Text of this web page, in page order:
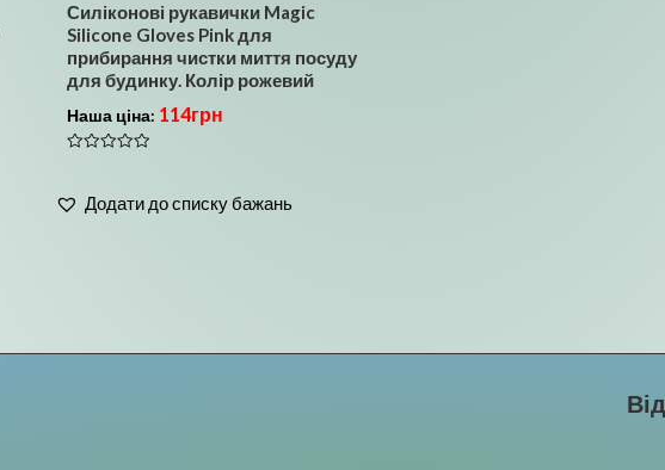
Силіконові рукавички Magic
Silicone Gloves Pink для
прибирання чистки миття посуду
для будинку. Колір рожевий
Наша ціна: 114грн
з
Додати до списку бажань